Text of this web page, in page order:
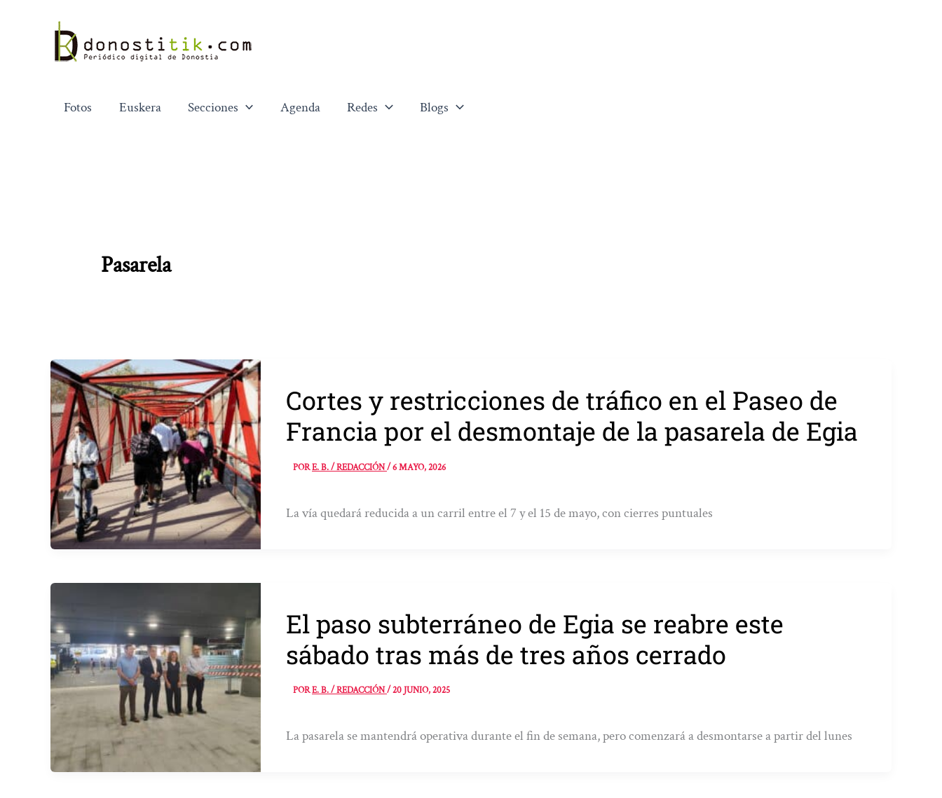
contenido
Fotos Euskera Secciones Agenda Redes Blogs
Pasarela
Cortes y restricciones de tráfico en el Paseo de
Francia por el desmontaje de la pasarela de Egia
PORE. B. / REDACCIÓN/6 MAYO, 2026
La vía quedará reducida a un carril entre el 7 y el 15 de mayo, con cierres puntuales
El paso subterráneo de Egia se reabre este
sábado tras más de tres años cerrado
PORE. B. / REDACCIÓN/20 JUNIO, 2025
La pasarela se mantendrá operativa durante el fin de semana, pero comenzará a desmontarse a partir del lunes